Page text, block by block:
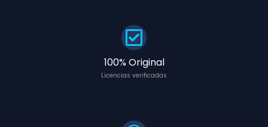
100% Original
Licencias verificadas